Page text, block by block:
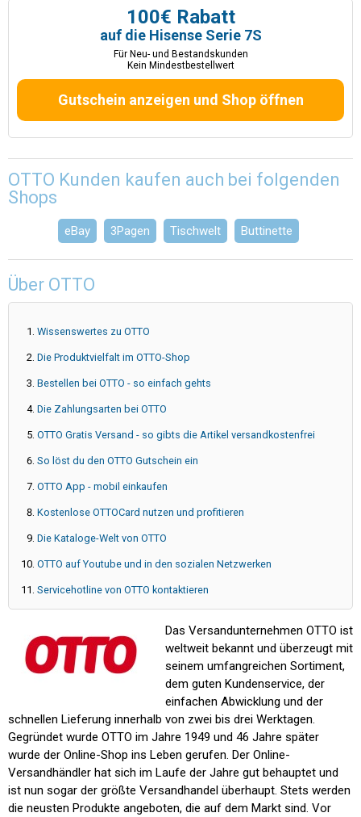
100€ Rabatt
auf die Hisense Serie 7S
Für Neu- und Bestandskunden
Kein Mindestbestellwert
Gutschein anzeigen und Shop öffnen
OTTO Kunden kaufen auch bei folgenden
Shops
eBay 3Pagen Tischwelt Buttinette
Über OTTO
Wissenswertes zu OTTO
Die Produktvielfalt im OTTO-Shop
Bestellen bei OTTO - so einfach gehts
Die Zahlungsarten bei OTTO
OTTO Gratis Versand - so gibts die Artikel versandkostenfrei
So löst du den OTTO Gutschein ein
OTTO App - mobil einkaufen
Kostenlose OTTOCard nutzen und profitieren
Die Kataloge-Welt von OTTO
OTTO auf Youtube und in den sozialen Netzwerken
Servicehotline von OTTO kontaktieren
Das Versandunternehmen OTTO ist
weltweit bekannt und überzeugt mit
seinem umfangreichen Sortiment,
dem guten Kundenservice, der
einfachen Abwicklung und der
schnellen Lieferung innerhalb von zwei bis drei Werktagen.
Gegründet wurde OTTO im Jahre 1949 und 46 Jahre später
wurde der Online-Shop ins Leben gerufen. Der Online-
Versandhändler hat sich im Laufe der Jahre gut behauptet und
ist nun sogar der größte Versandhandel überhaupt. Stets werden
die neusten Produkte angeboten, die auf dem Markt sind. Vor